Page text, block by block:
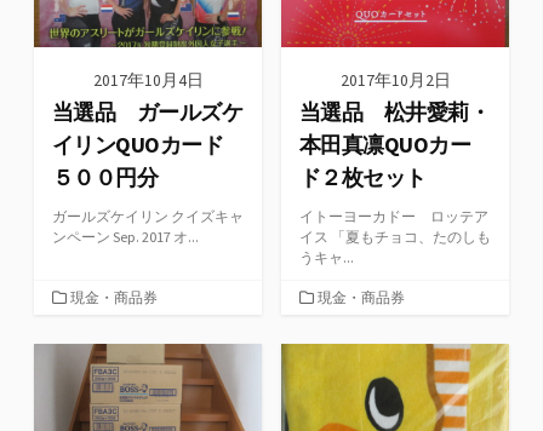
2017年10月4日
当選品 ガールズケ
イリンQUOカード
５００円分
ガールズケイリン クイズキャ
ンペーン Sep. 2017 オ...
カ
ゴ
現金・商品券
2017年10月2日
当選品 松井愛莉・
本田真凛QUOカー
ド２枚セット
イトーヨーカドー ロッテア
イス 「夏もチョコ、たのしも
うキャ...
カ
ゴ
現金・商品券